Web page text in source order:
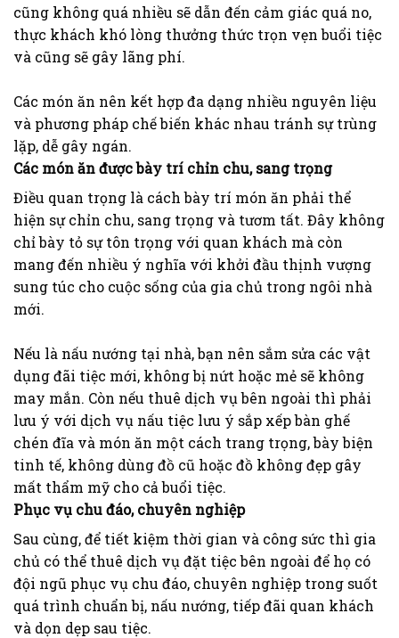
cũng không quá nhiều sẽ dẫn đến cảm giác quá no,
thực khách khó lòng thưởng thức trọn vẹn buổi tiệc
và cũng sẽ gây lãng phí.
Các món ăn nên kết hợp đa dạng nhiều nguyên liệu
và phương pháp chế biến khác nhau tránh sự trùng
lặp, dễ gây ngán.
Các món ăn được bày trí chỉn chu, sang trọng
Điều quan trọng là cách bày trí món ăn phải thể
hiện sự chỉn chu, sang trọng và tươm tất. Đây không
chỉ bày tỏ sự tôn trọng với quan khách mà còn
mang đến nhiều ý nghĩa với khởi đầu thịnh vượng
sung túc cho cuộc sống của gia chủ trong ngôi nhà
mới.
Nếu là nấu nướng tại nhà, bạn nên sắm sửa các vật
dụng đãi tiệc mới, không bị nứt hoặc mẻ sẽ không
may mắn. Còn nếu thuê dịch vụ bên ngoài thì phải
lưu ý với dịch vụ nấu tiệc lưu ý sắp xếp bàn ghế
chén đĩa và món ăn một cách trang trọng, bày biện
tinh tế, không dùng đồ cũ hoặc đồ không đẹp gây
mất thẩm mỹ cho cả buổi tiệc.
Phục vụ chu đáo, chuyên nghiệp
Sau cùng, để tiết kiệm thời gian và công sức thì gia
chủ có thể thuê dịch vụ đặt tiệc bên ngoài để họ có
đội ngũ phục vụ chu đáo, chuyên nghiệp trong suốt
quá trình chuẩn bị, nấu nướng, tiếp đãi quan khách
và dọn dẹp sau tiệc.